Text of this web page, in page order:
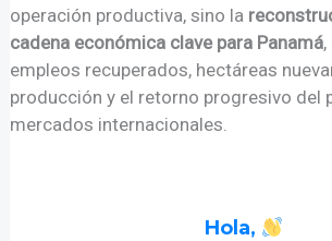
operación productiva, sino la
cadena económica clave para Panamá
empleos recuperados, hectáreas
producción y el retorno progresivo del
mercados internacionales.
Hola,